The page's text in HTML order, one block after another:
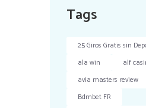
Tags
25 Giros Gratis sin
ala win
alf
avia masters review
Bdmbet FR